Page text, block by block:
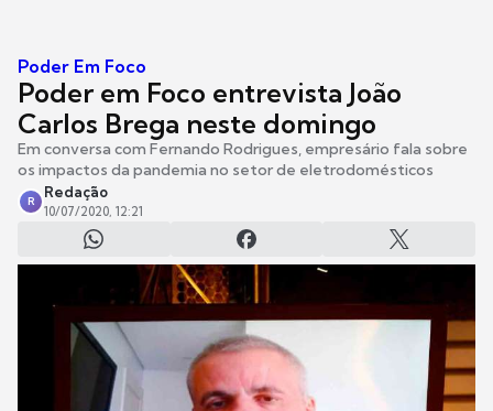
Poder Em Foco
Poder em Foco entrevista João
Carlos Brega neste domingo
Em conversa com Fernando Rodrigues, empresário fala sobre
os impactos da pandemia no setor de eletrodomésticos
R
Redação
10/07/2020, 12:21